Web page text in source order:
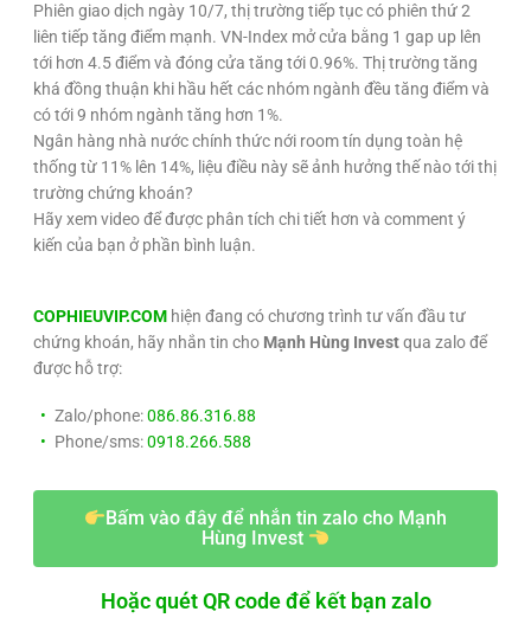
Phiên giao dịch ngày 10/7, thị trường tiếp tục có phiên thứ 2
liên tiếp tăng điểm mạnh. VN-Index mở cửa bằng 1 gap up lên
tới hơn 4.5 điểm và đóng cửa tăng tới 0.96%. Thị trường tăng
khá đồng thuận khi hầu hết các nhóm ngành đều tăng điểm và
có tới 9 nhóm ngành tăng hơn 1%.
Ngân hàng nhà nước chính thức nới room tín dụng toàn hệ
thống từ 11% lên 14%, liệu điều này sẽ ảnh hưởng thế nào tới thị
trường chứng khoán?
Hãy xem video để được phân tích chi tiết hơn và comment ý
kiến của bạn ở phần bình luận.
COPHIEUVIP.COM hiện đang có chương trình tư vấn đầu tư
chứng khoán, hãy nhắn tin cho Mạnh Hùng Investqua zalo để
được hỗ trợ:
Zalo/phone:086.86.316.88
Phone/sms:0918.266.588
Bấm vào đây để nhắn tin zalo cho Mạnh
Hùng Invest
Hoặc quét QR code để kết bạn zalo